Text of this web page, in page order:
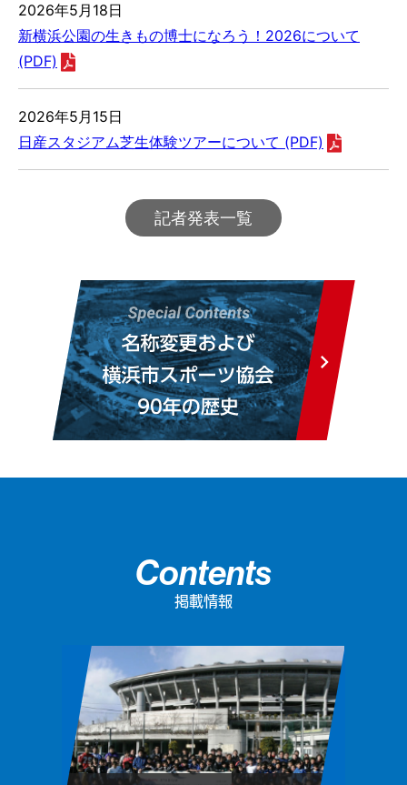
2026年5月18日
新横浜公園の生きもの博士になろう！2026について
(PDF)
2026年5月15日
日産スタジアム芝生体験ツアーについて (PDF)
記者発表一覧
Contents
掲載情報